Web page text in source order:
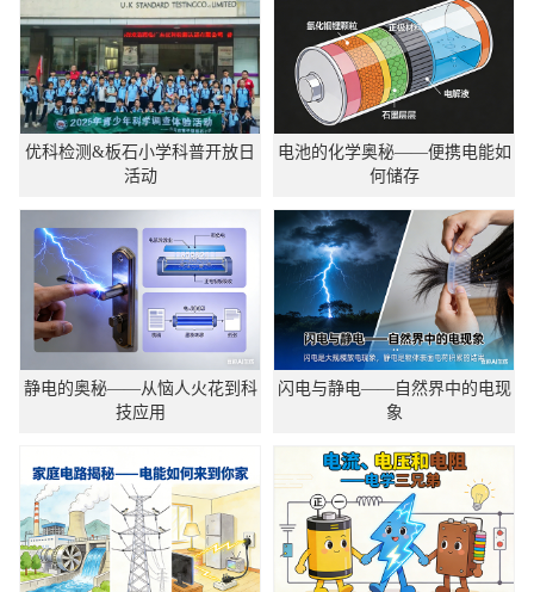
优科检测&板石小学科普开放日
活动
电池的化学奥秘——便携电能如
何储存
静电的奥秘——从恼人火花到科
技应用
闪电与静电——自然界中的电现
象